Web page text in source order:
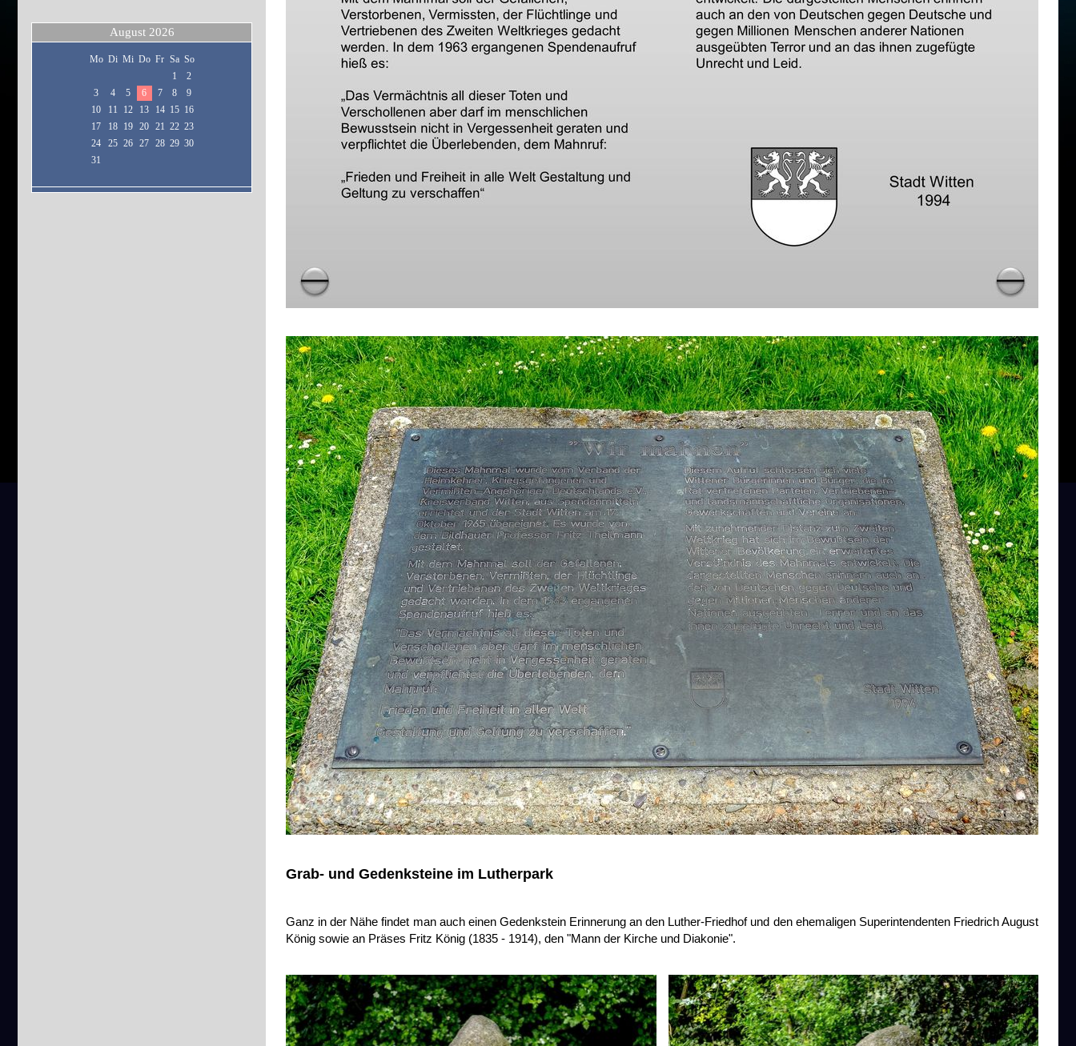
August 2026
Mo Di Mi Do Fr Sa So
1
2
3
4 5 6 7 8
9
10
11 12 13 14 15 16
17
18 19 20 21 22 23
24
25 26 27 28 29 30
31
Grab- und Gedenksteine im Lutherpark
Ganz in der Nähe findet man auch einen Gedenkstein Erinnerung an den Luther-Friedhof und den ehemaligen Superintendenten Friedrich August
König sowie an Präses Fritz König (1835 - 1914), den "Mann der Kirche und Diakonie".